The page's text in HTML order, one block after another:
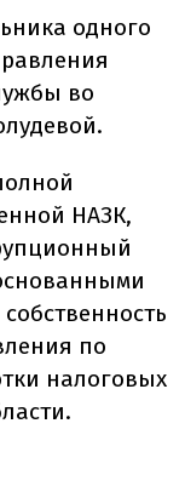
одного
во
НАЗК,
по
налоговых